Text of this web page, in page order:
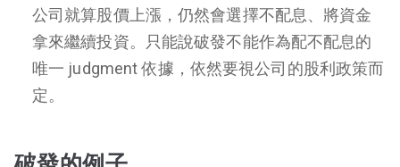
公司就算股價上漲，仍然會選擇不配息、將資金
拿來繼續投資。只能說破發不能作為配不配息的
唯一 judgment 依據，依然要視公司的股利政策而
定。